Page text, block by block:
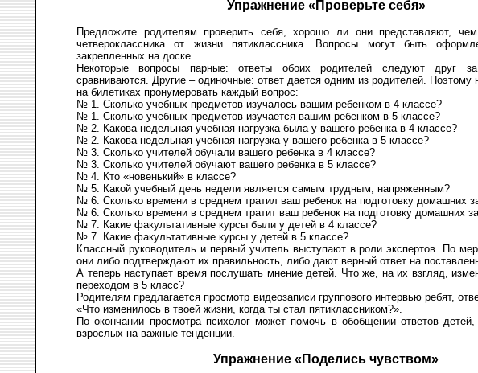
Упражнение «Проверьте себя»
Предложите родителям проверить себя, хорошо ли они представляют,
четвероклассника от жизни пятиклассника. Вопросы могут быть
закрепленных на доске.
Некоторые вопросы парные: ответы обоих родителей следуют друг
сравниваются. Другие – одиночные: ответ дается одним из родителей. Поэтому
на билетиках пронумеровать каждый вопрос:
№ 1. Сколько учебных предметов изучалось вашим ребенком в 4 классе?
№ 1. Сколько учебных предметов изучается вашим ребенком в 5 классе?
№ 2. Какова недельная учебная нагрузка была у вашего ребенка в 4 классе?
№ 2. Какова недельная учебная нагрузка у вашего ребенка в 5 классе?
№ 3. Сколько учителей обучали вашего ребенка в 4 классе?
№ 3. Сколько учителей обучают вашего ребенка в 5 классе?
№ 4. Кто «новенький» в классе?
№ 5. Какой учебный день недели является самым трудным, напряженным?
№ 6. Сколько времени в среднем тратил ваш ребенок на подготовку домашних
№ 6. Сколько времени в среднем тратит ваш ребенок на подготовку домашних
№ 7. Какие факультативные курсы были у детей в 4 классе?
№ 7. Какие факультативные курсы у детей в 5 классе?
Классный руководитель и первый учитель выступают в роли экспертов. По
они либо подтверждают их правильность, либо дают верный ответ на
А теперь наступает время послушать мнение детей. Что же, на их взгляд,
переходом в 5 класс?
Родителям предлагается просмотр видеозаписи группового интервью ребят,
«Что изменилось в твоей жизни, когда ты стал пятиклассником?».
По окончании просмотра психолог может помочь в обобщении ответов детей,
взрослых на важные тенденции.
Упражнение «Поделись чувством»